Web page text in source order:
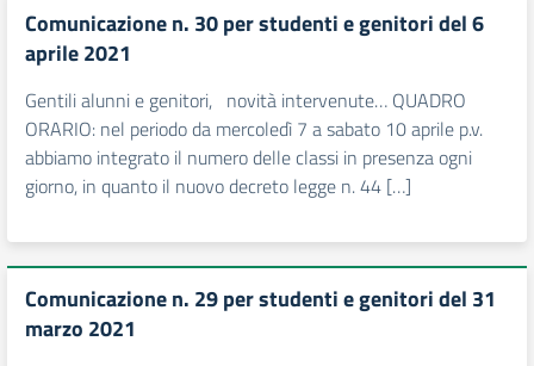
Comunicazione n. 30 per studenti e genitori del 6
aprile 2021
Gentili alunni e genitori, novità intervenute… QUADRO
ORARIO: nel periodo da mercoledì 7 a sabato 10 aprile p.v.
abbiamo integrato il numero delle classi in presenza ogni
giorno, in quanto il nuovo decreto legge n. 44 […]
Comunicazione n. 29 per studenti e genitori del 31
marzo 2021